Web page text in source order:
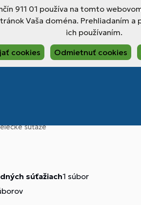
911 01 používa na tomto
Vaša doména. Prehliadaním
ich používaním.
cookies Odmietnuť cookies
súťaže
súťažiach1 súbor